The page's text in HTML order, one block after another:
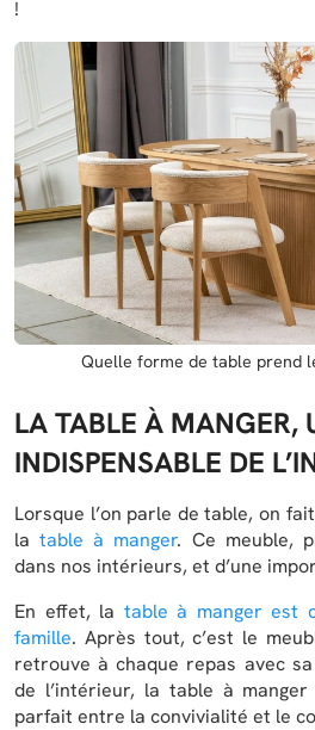
!
Quelle forme de table prend
LA TABLE À MANGER,
INDISPENSABLE DE
Lorsque l’on parle de table, on
latable à manger. Ce meuble,
dans nos intérieurs, et d’une
En effet, la table à manger est
famille. Après tout, c’est le
retrouve à chaque repas avec
de l’intérieur, la table à
parfait entre la convivialité et le